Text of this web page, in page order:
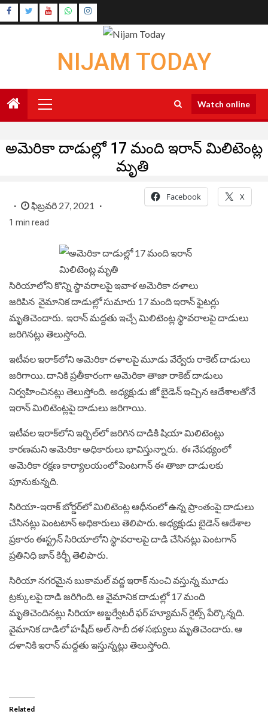
Skip
to
Instagram
NIJAM TODAY
Menu
Watch online
అమెరికా దాడుల్లో 17 మంది ఇరాన్ మిలిటెంట్ల
మృతి
ఫిబ్రవరి 27, 2021
1 min read
Facebook X
సిరియాలోని కొన్ని స్థావ‌రాల‌పై ఇవాళ అమెరికా ద‌ళాలు
జరిపిన వైమానిక దాడుల్లో సుమారు 17 మంది ఇరాన్ ఫైట‌ర్లు
మృతిచెందారు. ఇరాన్ మ‌ద్ద‌తు ఇచ్చే మిలిటెంట్ల స్థావ‌రాల‌పై దాడులు
జ‌రిగిన‌ట్లు తెలుస్తోంది.
ఇటీవ‌ల ఇరాక్‌లోని అమెరికా ద‌ళాల‌పై మూడు వేర్వేరు రాకెట్ దాడులు
జ‌రిగాయి. దానికి ప్ర‌తీకారంగా అమెరికా తాజా రాకెట్ దాడులు
నిర్వ‌హించిన‌ట్లు తెలుస్తోంది. అధ్య‌క్షుడు జో బైడెన్ ఇచ్చిన ఆదేశాల‌తోనే
ఇరాన్‌ మిలిటెంట్ల‌పై దాడులు జ‌రిగాయి.
ఇటీవ‌ల ఇరాక్‌లోని ఇర్బిల్‌లో జ‌రిగిన దాడికి షియా మిలిటెంట్లు
కార‌ణ‌మ‌ని అమెరికా అధికారులు భావిస్తున్నారు. ఈ నేప‌థ్యంలో
అమెరికా ర‌క్ష‌ణ కార్యాల‌యంలో పెంట‌గాన్ ఈ తాజా దాడుల‌కు
పూనుకున్న‌ది.
సిరియా-ఇరాక్ బోర్డ‌ర్‌లో మిలిటెంట్ల ఆధీనంలో ఉన్న ప్రాంతంపై దాడులు
చేసిన‌ట్లు పెంటటాన్ అధికారులు తెలిపారు. అధ్య‌క్షుడు బైడెన్ ఆదేశాల
ప్ర‌కారం ఈస్ట్ర‌న్ సిరియాలోని స్థావ‌రాల‌పై దాడి చేసిన‌ట్లు పెంట‌గాన్
ప్ర‌తినిధి జాన్ కిర్బీ తెలిపారు.
సిరియా న‌గ‌ర‌మైన బుకామ‌ల్ వ‌ద్ద ఇరాక్ నుంచి వ‌స్తున్న మూడు
ట్ర‌క్కుల‌పై దాడి జరిగింది. ఆ వైమానిక దాడుల్లో 17 మంది
మృతిచెందిన‌ట్లు సిరియా అబ్జ‌ర్వేట‌రీ ఫ‌ర్ హ్యూమ‌న్ రైట్స్ పేర్కొన్న‌ది.
వైమానిక దాడిలో హ‌షీద్ అల్ సాబీ ద‌ళ స‌భ్యులు మృతిచెందారు. ఆ
ద‌ళానికి ఇరాన్ మ‌ద్ద‌తు ఇస్తున్న‌ట్లు తెలుస్తోంది.
Related